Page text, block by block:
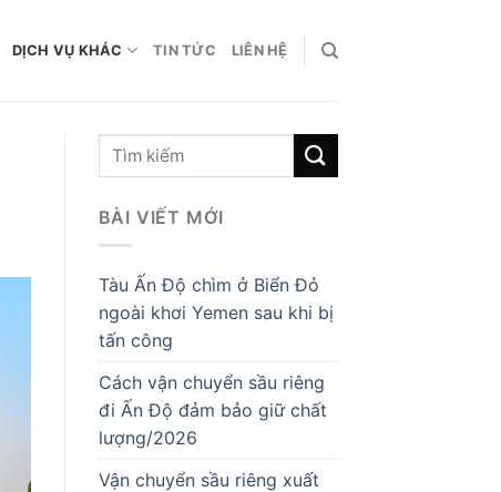
DỊCH VỤ KHÁC TIN TỨC LIÊN HỆ
BÀI VIẾT MỚI
Tàu Ấn Độ chìm ở Biển Đỏ
ngoài khơi Yemen sau khi bị
tấn công
Cách vận chuyển sầu riêng
đi Ấn Độ đảm bảo giữ chất
lượng/2026
Vận chuyển sầu riêng xuất